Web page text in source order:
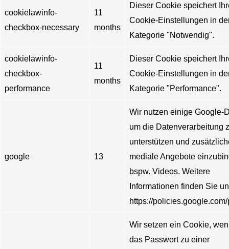
cookielawinfo-
checkbox-necessary
11
months
Dieser Cookie speichert
Cookie-Einstellungen in
Kategorie "Notwendig".
cookielawinfo-
checkbox-
performance
11
months
Dieser Cookie speichert
Cookie-Einstellungen in
Kategorie "Performance".
google 13
Wir nutzen einige Google-
um die Datenverarbeitung
unterstützen und
mediale Angebote
bspw. Videos. Weitere
Informationen finden Sie
https://
Wir setzen ein Cookie,
das Passwort zu einer